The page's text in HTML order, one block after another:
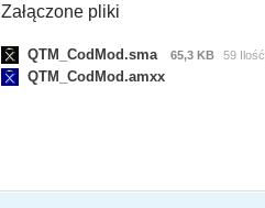
Załączone pliki
QTM_CodMod.sma 65,3 KB 59
QTM_CodMod.amxx